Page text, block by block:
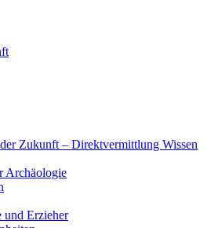
Zukunft – Direktvermittlung Wissen
Archäologie
Erzieher